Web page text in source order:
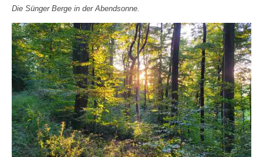
Die Sünger Berge in der Abendsonne.